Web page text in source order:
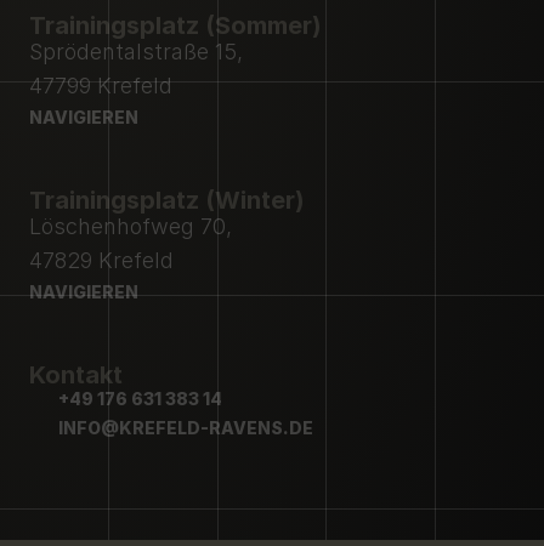
Trainingsplatz (Sommer)
Sprödentalstraße 15,
47799 Krefeld
NAVIGIEREN
Trainingsplatz (Winter)
Löschenhofweg 70,
47829 Krefeld
NAVIGIEREN
Kontakt
+49 176 631 383 14
+49 176 631 383 14
INFO@KREFELD-RAVENS.DE